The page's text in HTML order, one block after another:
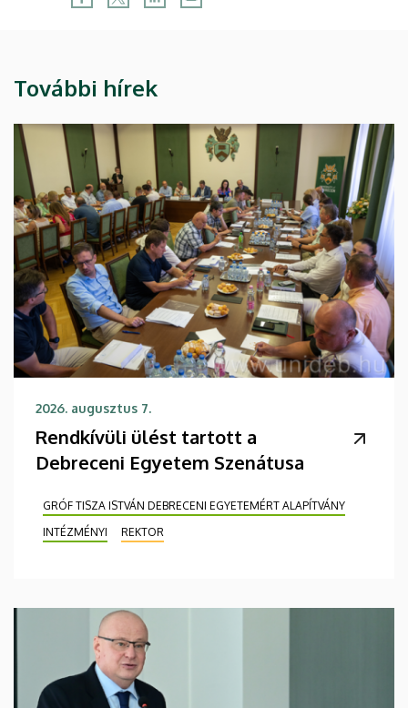
További hírek
2026. augusztus 7.
Rendkívüli ülést tartott a
Debreceni Egyetem Szenátusa
GRÓF TISZA ISTVÁN DEBRECENI EGYETEMÉRT ALAPÍTVÁNY
INTÉZMÉNYI
REKTOR